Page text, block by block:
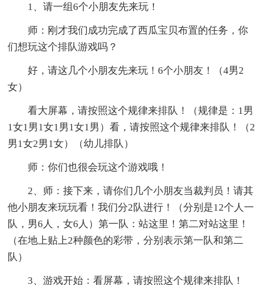
1、请一组6个小朋友先来玩！
师：刚才我们成功完成了西瓜宝贝布置的任务，你
们想玩这个排队游戏吗？
好，请这几个小朋友先来玩！6个小朋友！（4男2
女）
看大屏幕，请按照这个规律来排队！（规律是：1男
1女1男1女1男1女1男）看，请按照这个规律来排队！（2
男1女2男1女）（幼儿排队）
师：你们也很会玩这个游戏哦！
2、师：接下来，请你们几个小朋友当裁判员！请其
他小朋友来玩玩看！我们分2队进行！（分别是12个人一
队，男6人，女6人）第一队：站这里！第二对站这里！
（在地上贴上2种颜色的彩带，分别表示第一队和第二
队）
3、游戏开始：看屏幕，请按照这个规律来排队！